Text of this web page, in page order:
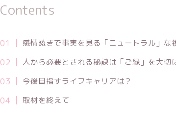
Contents
感情ぬきで事実を見る「ニュートラル」な
人から必要とされる秘訣は「ご縁」を大切
今後目指すライフキャリアは？
取材を終えて